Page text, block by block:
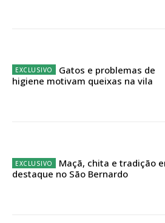
DIGITAL
16€
Acesso ao conteúdo online
Acesso aos conteúdos
Gatos e problemas de
higiene motivam queixas na vila
Maçã, chita e tradição
destaque no São Bernardo